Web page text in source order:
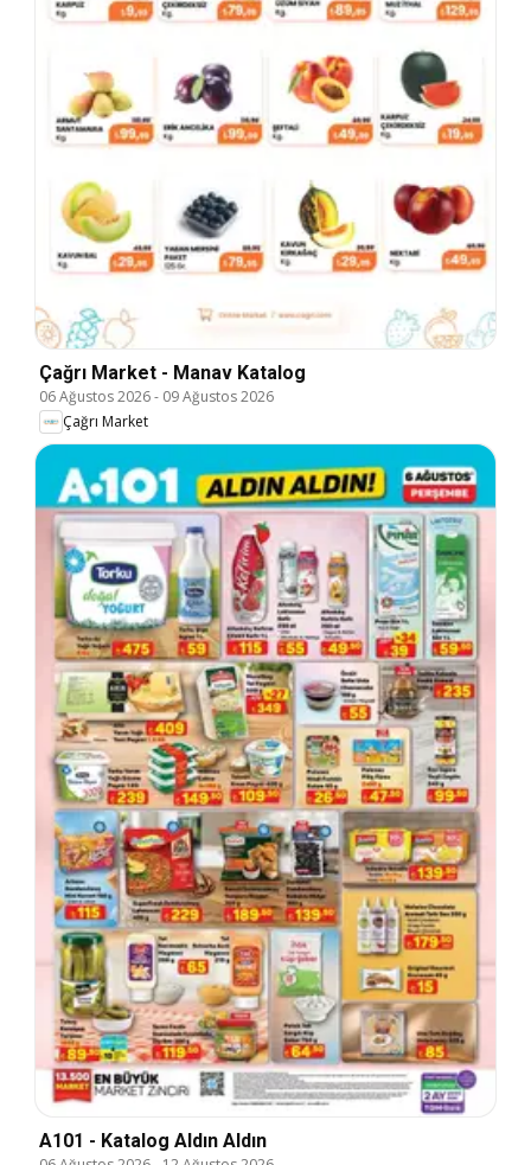
Çağrı Market - Manav Katalog
06 Ağustos 2026- 09 Ağustos 2026
Çağrı Market
A101 - Katalog Aldın Aldın